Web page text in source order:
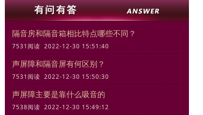
隔音房和隔音箱相比特点哪些不同？
7531阅读 2022-12-30 15:51:40
声屏障和隔音屏有何区别？
7531阅读 2022-12-30 15:50:30
声屏障主要是靠什么吸音的
7538阅读 2022-12-30 15:49:12